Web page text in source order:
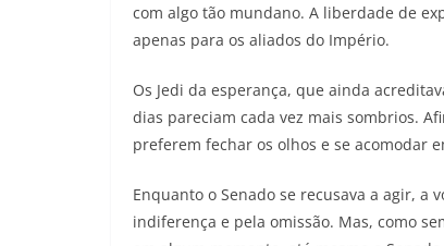
com algo tão mundano. A liberdade de
apenas para os aliados do Império.
Os Jedi da esperança, que ainda
dias pareciam cada vez mais sombrios.
preferem fechar os olhos e se acomodar
Enquanto o Senado se recusava a agir,
indiferença e pela omissão. Mas, como